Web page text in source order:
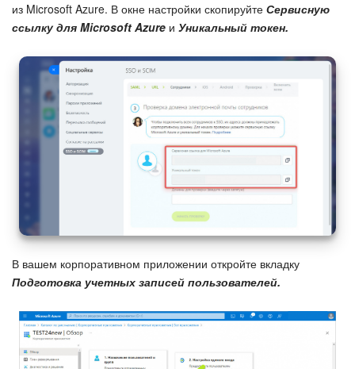
из Microsoft Azure. В окне настройки скопируйте Сервисную
ссылку для Microsoft Azure и Уникальный токен.
В вашем корпоративном приложении откройте вкладку
Подготовка учетных записей пользователей.